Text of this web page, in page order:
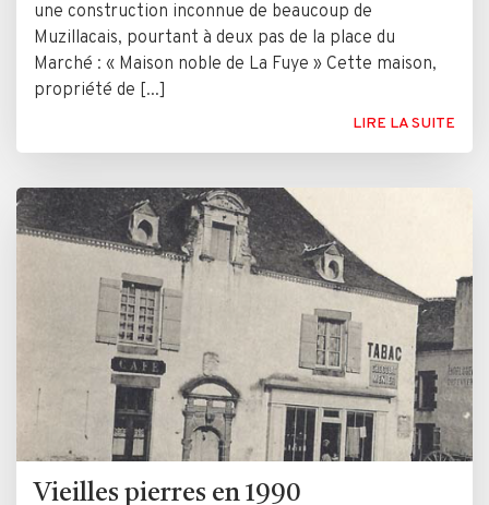
une construction inconnue de beaucoup de
Muzillacais, pourtant à deux pas de la place du
Marché : « Maison noble de La Fuye » Cette maison,
propriété de [...]
LIRE LA SUITE
Vieilles pierres en 1990